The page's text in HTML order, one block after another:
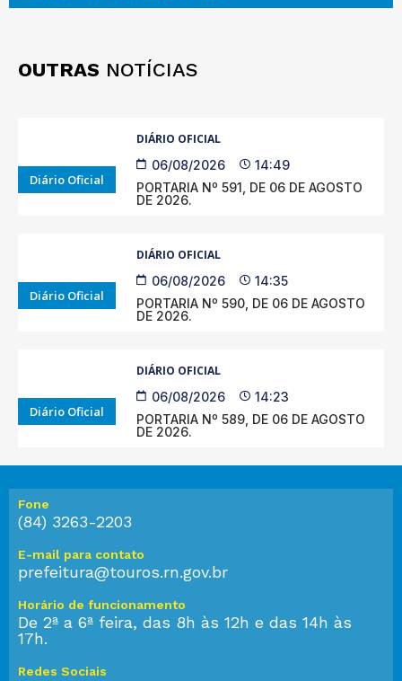
OUTRAS NOTÍCIAS
Diário Oficial
DIÁRIO OFICIAL
06/08/2026
14:49
PORTARIA Nº 591, DE 06 DE AGOSTO
DE 2026.
Diário Oficial
DIÁRIO OFICIAL
06/08/2026
14:35
PORTARIA Nº 590, DE 06 DE AGOSTO
DE 2026.
Diário Oficial
DIÁRIO OFICIAL
06/08/2026
14:23
PORTARIA Nº 589, DE 06 DE AGOSTO
DE 2026.
Fone
(84) 3263-2203
E-mail para contato
prefeitura@touros.rn.gov.br
Horário de funcionamento
De 2ª a 6ª feira, das 8h às 12h e das 14h às
17h.
Redes Sociais